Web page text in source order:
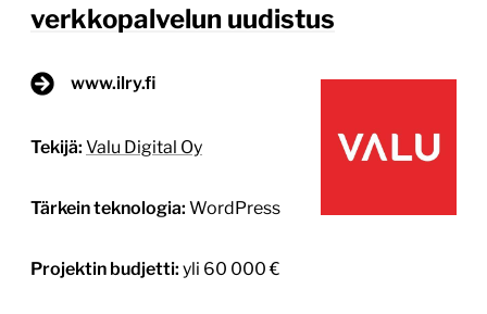
verkkopalvelun uudistus
www.ilry.fi
Tekijä: Valu Digital Oy
Tärkein teknologia: WordPress
Projektin budjetti: yli 60 000 €